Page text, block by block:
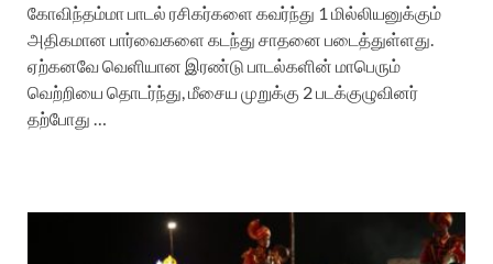
கோவிந்தம்மா பாடல் ரசிகர்களை கவர்ந்து 1 மில்லியனுக்கும்
அதிகமான பார்வைகளை கடந்து சாதனை படைத்துள்ளது.
ஏற்கனவே வெளியான இரண்டு பாடல்களின் மாபெரும்
வெற்றியை தொடர்ந்து, மீசைய முறுக்கு 2 படக்குழுவினர்
தற்போது …